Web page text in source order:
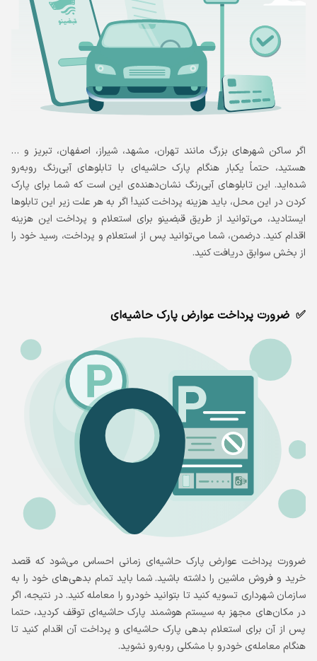
اگر ساکن شهرهای بزرگ مانند تهران، مشهد، شیراز، اصفهان، تبریز و …
هستید، حتماً یکبار هنگام پارک حاشیه‌ای با تابلوهای آبی‌رنگ روبه‌رو
شده‌اید. این تابلوهای آبی‌رنگ نشان‌دهنده‌ی این است که شما برای پارک
کردن در این محل، باید هزینه پرداخت کنید! اگر به هر علت زیر این تابلوها
ایستادید، می‌توانید از طریق قبضینو برای استعلام و پرداخت این هزینه
اقدام کنید. درضمن، شما می‌توانید پس از استعلام و پرداخت، رسید خود را
از بخش سوابق دریافت کنید.
ضرورت پرداخت عوارض پارک حاشیه‌ای
ضرورت پرداخت عوارض پارک حاشیه‌ای زمانی احساس می‌شود که قصد
خرید و فروش ماشین را داشته باشید. شما باید تمام بدهی‌های خود را به
سازمان شهرداری تسویه کنید تا بتوانید خودرو را معامله کنید. در نتیجه، اگر
در مکان‌های مجهز به سیستم هوشمند پارک حاشیه‌ای توقف کردید، حتما
پس از آن برای استعلام بدهی پارک حاشیه‌ای و پرداخت آن اقدام کنید تا
هنگام معامله‌ی خودرو با مشکلی روبه‌رو نشوید.